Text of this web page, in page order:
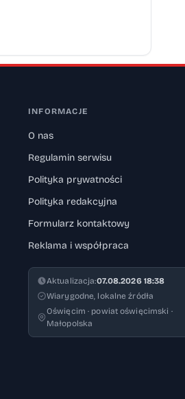
INFORMACJE
O nas
Regulamin serwisu
Polityka prywatności
Polityka redakcyjna
Formularz kontaktowy
Reklama i współpraca
Aktualizacja:07.08.2026 18:38
Wiarygodne, lokalne źródła
Oświęcim · powiat oświęcimski ·
Małopolska